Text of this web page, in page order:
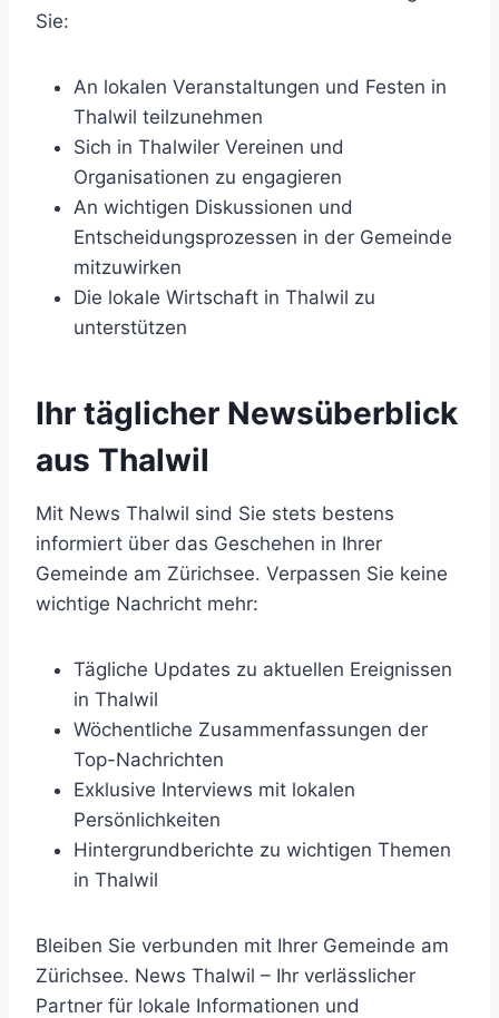
Sie:
An lokalen Veranstaltungen und Festen in
Thalwil teilzunehmen
Sich in Thalwiler Vereinen und
Organisationen zu engagieren
An wichtigen Diskussionen und
Entscheidungsprozessen in der Gemeinde
mitzuwirken
Die lokale Wirtschaft in Thalwil zu
unterstützen
Ihr täglicher Newsüberblick
aus Thalwil
Mit News Thalwil sind Sie stets bestens
informiert über das Geschehen in Ihrer
Gemeinde am Zürichsee. Verpassen Sie keine
wichtige Nachricht mehr:
Tägliche Updates zu aktuellen Ereignissen
in Thalwil
Wöchentliche Zusammenfassungen der
Top-Nachrichten
Exklusive Interviews mit lokalen
Persönlichkeiten
Hintergrundberichte zu wichtigen Themen
in Thalwil
Bleiben Sie verbunden mit Ihrer Gemeinde am
Zürichsee. News Thalwil – Ihr verlässlicher
Partner für lokale Informationen und